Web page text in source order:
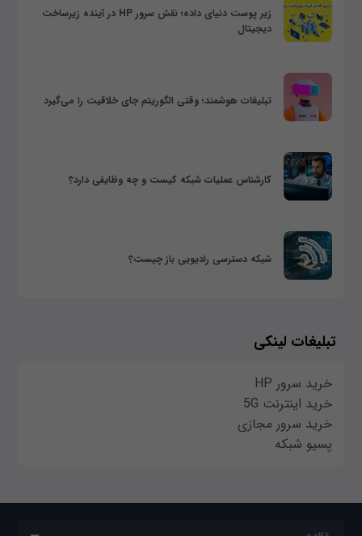
زیر پوست دنیای داده؛ نقش سرور HP در آینده زیرساخت
دیجیتال
تبلیغات هوشمند؛ وقتی الگوریتم جای خلاقیت را می‌گیرد
کارشناس عملیات شبکه کیست و چه وظایفی دارد؟
شبکه دسترسی رادیویی باز چیست؟
تبلیغات لینکی
خرید سرور HP
خرید اینترنت 5G
خرید سرور مجازی
پسیو شبکه